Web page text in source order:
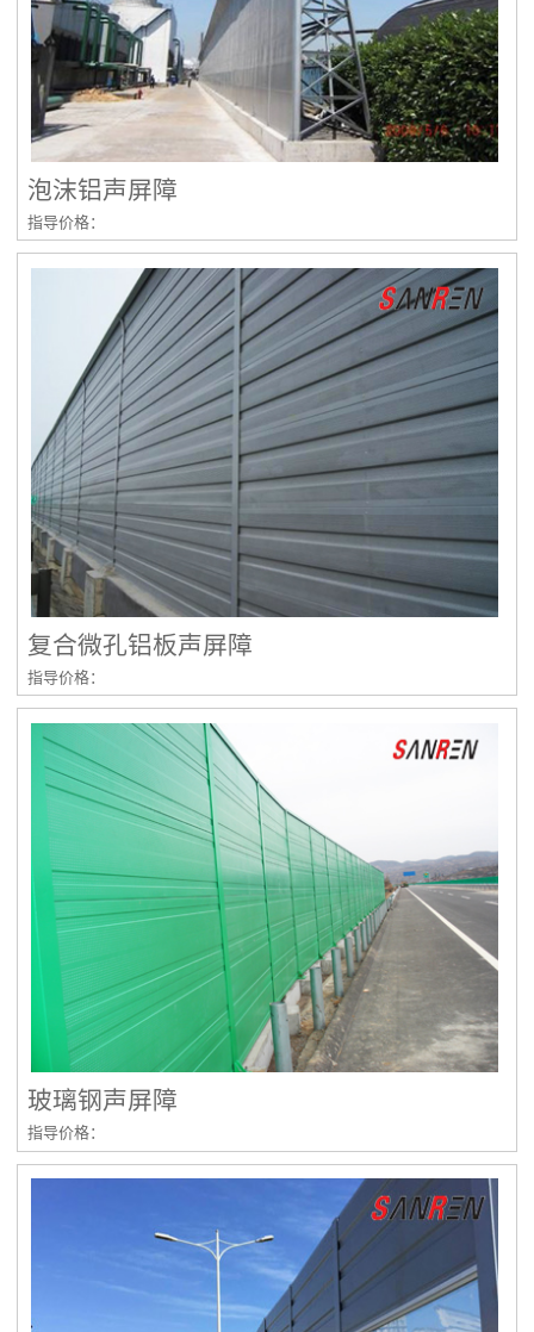
泡沫铝声屏障
指导价格：
复合微孔铝板声屏障
指导价格：
玻璃钢声屏障
指导价格：